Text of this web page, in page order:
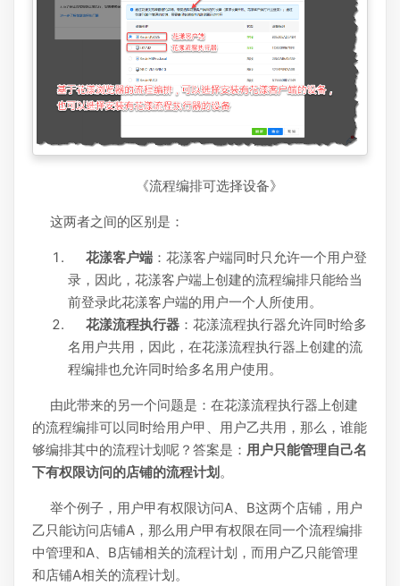
《流程编排可选择设备》
这两者之间的区别是：
花漾客户端 ：花漾客户端同时只允许一个用户登
录，因此，花漾客户端上创建的流程编排只能给当
前登录此花漾客户端的用户一个人所使用。
花漾流程执行器 ：花漾流程执行器允许同时给多
名用户共用，因此，在花漾流程执行器上创建的流
程编排也允许同时给多名用户使用。
由此带来的另一个问题是：在花漾流程执行器上创建
的流程编排可以同时给用户甲、用户乙共用，那么，谁能
够编排其中的流程计划呢？答案是： 用户只能管理自己名
下有权限访问的店铺的流程计划 。
举个例子，用户甲有权限访问A、B这两个店铺，用户
乙只能访问店铺A，那么用户甲有权限在同一个流程编排
中管理和A、B店铺相关的流程计划，而用户乙只能管理
和店铺A相关的流程计划。